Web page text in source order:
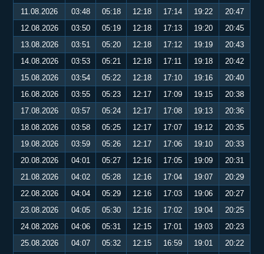
11.08.2026
03:48 05:18 12:18 17:14 19:22
20:47
12.08.2026
03:50 05:19 12:18 17:13 19:20
20:45
13.08.2026
03:51 05:20 12:18 17:12 19:19
20:43
14.08.2026
03:53 05:21 12:18 17:11 19:18
20:42
15.08.2026
03:54 05:22 12:18 17:10 19:16
20:40
16.08.2026
03:55 05:23 12:17 17:09 19:15
20:38
17.08.2026
03:57 05:24 12:17 17:08 19:13
20:36
18.08.2026
03:58 05:25 12:17 17:07 19:12
20:35
19.08.2026
03:59 05:26 12:17 17:06 19:10
20:33
20.08.2026
04:01 05:27 12:16 17:05 19:09
20:31
21.08.2026
04:02 05:28 12:16 17:04 19:07
20:29
22.08.2026
04:04 05:29 12:16 17:03 19:06
20:27
23.08.2026
04:05 05:30 12:16 17:02 19:04
20:25
24.08.2026
04:06 05:31 12:15 17:01 19:03
20:23
25.08.2026
04:07 05:32 12:15 16:59 19:01
20:22